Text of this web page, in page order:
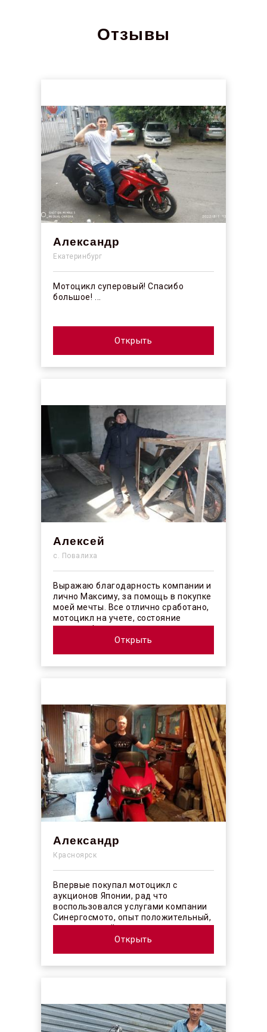
Отзывы
Александр
Екатеринбург
Мотоцикл суперовый! Спасибо
большое! ...
Открыть
Алексей
с. Повалиха
Выражаю благодарность компании и
лично Максиму, за помощь в покупке
моей мечты. Все отлично сработано,
мотоцикл на учете, состояние
отличное! ...
Открыть
Александр
Красноярск
Впервые покупал мотоцикл с
аукционов Японии, рад что
воспользовался услугами компании
Синергосмото, опыт положительный,
коллектив действительно
профессионалы своего ...
Открыть